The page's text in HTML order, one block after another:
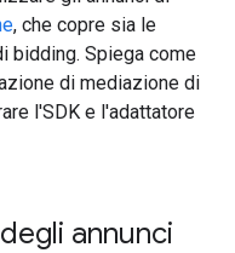
, che copre sia le
bidding. Spiega come
di mediazione di
l'SDK e l'adattatore
annunci